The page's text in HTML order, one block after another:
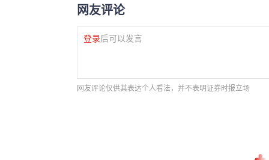
网友评论
登录后可以发言
网友评论仅供其表达个人看法，并不表明证券时报立场